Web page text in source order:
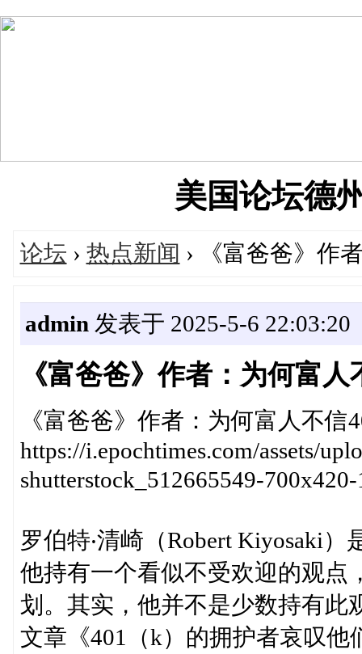
美国论坛德
论坛 › 热点新闻 › 《富爸爸》作
admin 发表于 2025-5-6 22:03:20
《富爸爸》作者：为何富
《富爸爸》作者：为何富人不信
https://i.epochtimes.com/assets/
shutterstock_512665549-
罗伯特‧清崎（Robert Kiyosaki
他持有一个看似不受欢迎的观点
划。其实，他并不是少数持有此
文章《401（k）的拥护者哀叹